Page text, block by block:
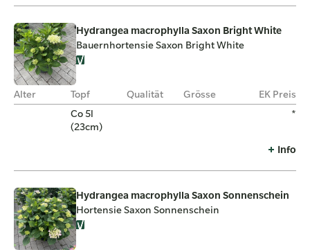
Hydrangea macrophylla Saxon Bright White
Bauernhortensie Saxon Bright White
Alter Topf Qualität Grösse
EK Preis
Co 5l
(23cm)
*
Info
Hydrangea macrophylla Saxon Sonnenschein
Hortensie Saxon Sonnenschein